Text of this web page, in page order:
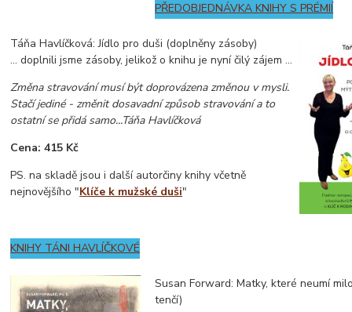
PŘEDOBJEDNÁVKA KNIHY S PRÉMIÍ
Táňa Havlíčková: Jídlo pro duši (doplněny zásoby)
... doplnili jsme zásoby, jelikož o knihu je nyní čilý zájem ...
Změna stravování musí být doprovázena změnou v mysli.
Stačí jediné - změnit dosavadní způsob stravování a to
ostatní se přidá samo...Táňa Havlíčková
Cena: 415 Kč
PS. na skladě jsou i další autorčiny knihy včetně
nejnovějšího "Klíče k mužské duši"
KNIHY TÁNI HAVLÍČKOVÉ
Susan Forward: Matky, které neumí
tenčí)